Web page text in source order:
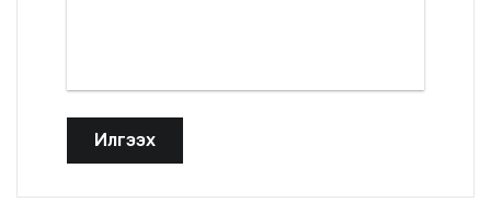
Илгээх